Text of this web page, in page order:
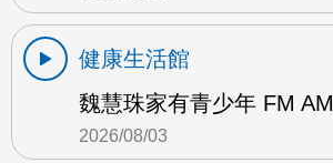
健康生活館
魏慧珠家有青少年 FM AM
2026/08/03